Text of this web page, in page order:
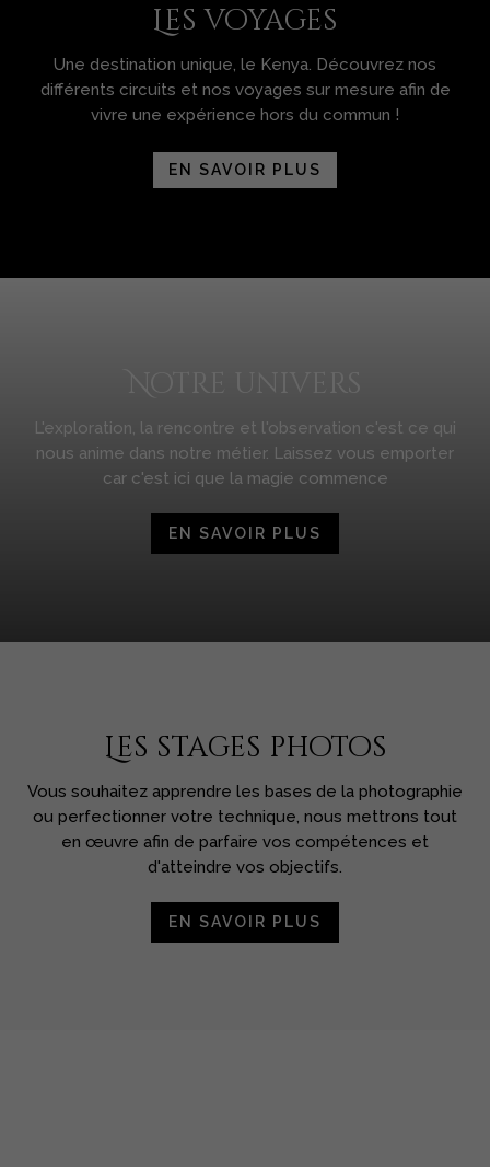
Les voyages
Une destination unique, le Kenya. Découvrez nos
différents circuits et nos voyages sur mesure afin de
vivre une expérience hors du commun !
EN SAVOIR PLUS
L'exploration, la rencontre et l'observation c'est ce qui
nous anime dans notre métier. Laissez vous emporter
car c'est ici que la magie commence
EN SAVOIR PLUS
Les stages photos
Vous souhaitez apprendre les bases de la photographie
ou perfectionner votre technique, nous mettrons tout
en œuvre afin de parfaire vos compétences et
d'atteindre vos objectifs.
EN SAVOIR PLUS